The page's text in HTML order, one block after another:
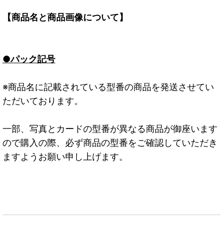
【商品名と商品画像について】
●パック記号
※商品名に記載されている型番の商品を発送させてい
ただいております。
一部、写真とカードの型番が異なる商品が御座います
ので購入の際、必ず商品の型番をご確認していただき
ますようお願い申し上げます。